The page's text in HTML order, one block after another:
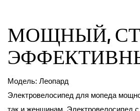
МОЩНЫЙ,
Модель: Леопард
Электровелосипед для мопеда
так и женщинам. Электровелосипед